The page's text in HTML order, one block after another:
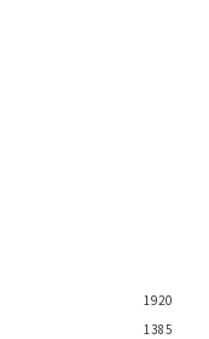
1920
1385